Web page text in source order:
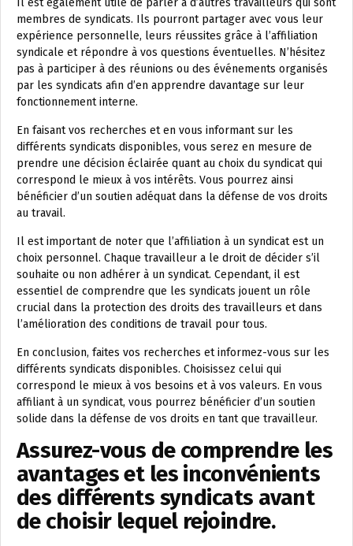
Il est également utile de parler à d’autres travailleurs qui sont
membres de syndicats. Ils pourront partager avec vous leur
expérience personnelle, leurs réussites grâce à l’affiliation
syndicale et répondre à vos questions éventuelles. N’hésitez
pas à participer à des réunions ou des événements organisés
par les syndicats afin d’en apprendre davantage sur leur
fonctionnement interne.
En faisant vos recherches et en vous informant sur les
différents syndicats disponibles, vous serez en mesure de
prendre une décision éclairée quant au choix du syndicat qui
correspond le mieux à vos intérêts. Vous pourrez ainsi
bénéficier d’un soutien adéquat dans la défense de vos droits
au travail.
Il est important de noter que l’affiliation à un syndicat est un
choix personnel. Chaque travailleur a le droit de décider s’il
souhaite ou non adhérer à un syndicat. Cependant, il est
essentiel de comprendre que les syndicats jouent un rôle
crucial dans la protection des droits des travailleurs et dans
l’amélioration des conditions de travail pour tous.
En conclusion, faites vos recherches et informez-vous sur les
différents syndicats disponibles. Choisissez celui qui
correspond le mieux à vos besoins et à vos valeurs. En vous
affiliant à un syndicat, vous pourrez bénéficier d’un soutien
solide dans la défense de vos droits en tant que travailleur.
Assurez-vous de comprendre les
avantages et les inconvénients
des différents syndicats avant
de choisir lequel rejoindre.